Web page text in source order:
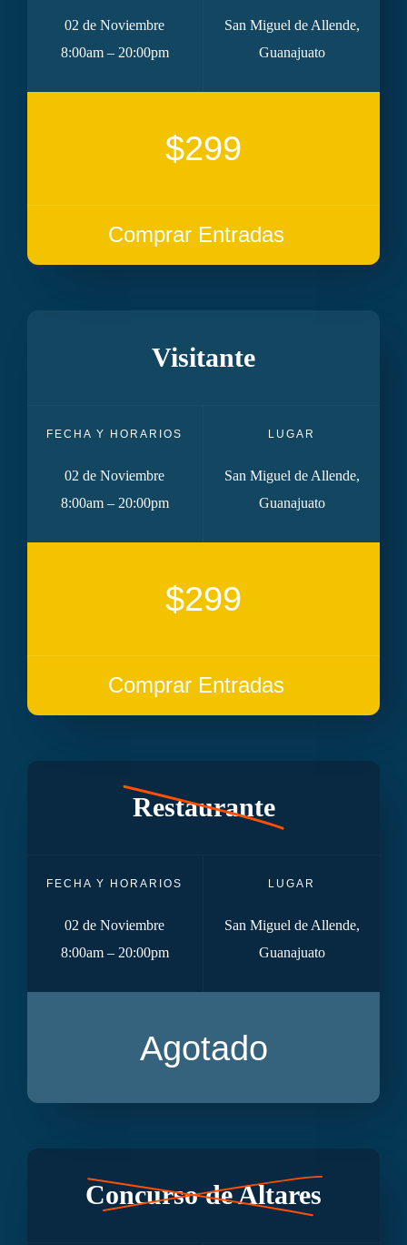
02 de Noviembre
8:00am – 20:00pm
San Miguel de Allende,
Guanajuato
$299
Comprar Entradas
Visitante
FECHA Y HORARIOS
02 de Noviembre
8:00am – 20:00pm
LUGAR
San Miguel de Allende,
Guanajuato
$299
Comprar Entradas
Restaurante
FECHA Y HORARIOS
02 de Noviembre
8:00am – 20:00pm
LUGAR
San Miguel de Allende,
Guanajuato
Agotado
Concurso de Altares